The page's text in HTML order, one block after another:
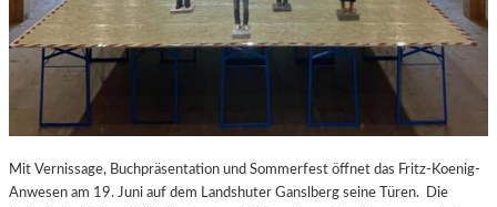
Mit Vernissage, Buchpräsentation und Sommerfest öffnet das Fritz-Koenig-
Anwesen am 19. Juni auf dem Landshuter Ganslberg seine Türen. Die